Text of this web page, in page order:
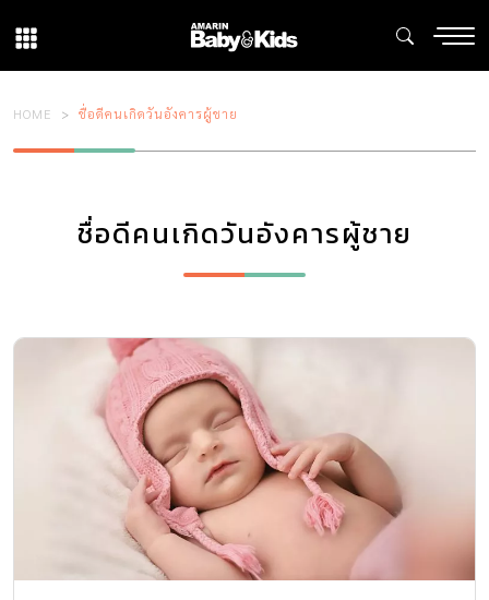
HOME ชื่อดีคนเกิดวันอังคารผู้ชาย
ชื่อดีคนเกิดวันอังคารผู้ชาย